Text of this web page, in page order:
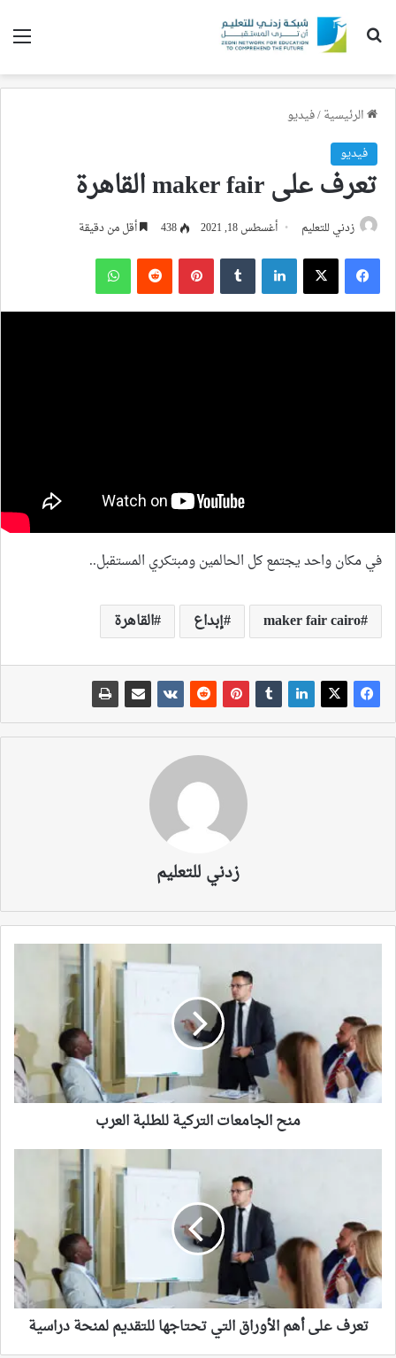
بحث عن
الرئيسية/فيديو
فيديو
تعرف على maker fair القاهرة
زدني للتعليم أغسطس 18, 2021 438 أقل من دقيقة
فيسبوك ‫X لينكدإن بينتيريست واتساب
في مكان واحد يجتمع كل الحالمين ومبتكري المستقبل..
maker fair cairo إبداع القاهرة
زدني للتعليم
العرب
منح الجامعات التركية للطلبة العرب
التي
تحتاجها
للتقديم
لمنحة
دراسية
تعرف على أهم الأوراق التي تحتاجها للتقديم لمنحة دراسية